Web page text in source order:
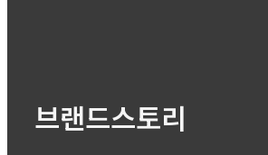
브랜드스토리